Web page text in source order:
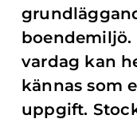
vardag kan
kännas som
uppgift.